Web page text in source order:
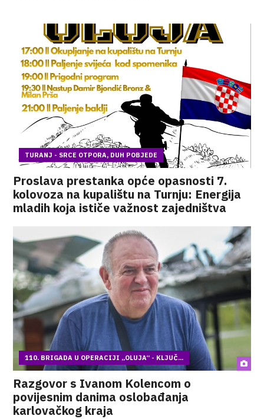
TURANJ - SRCE OTPORA, DUH POBJEDE
Proslava prestanka opće opasnosti 7.
kolovoza na kupalištu na Turnju: Energija
mladih koja ističe važnost zajedništva
110. BRIGADA U OPERACIJI „OLUJA“ - KLJUČ...
Razgovor s Ivanom Kolencom o
povijesnim danima oslobađanja
karlovačkog kraja